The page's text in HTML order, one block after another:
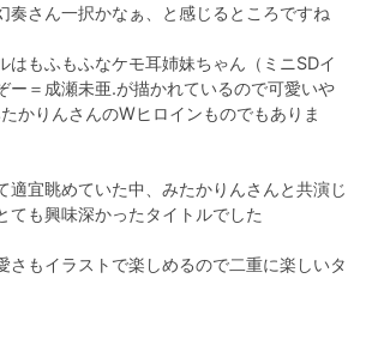
奏さん一択かなぁ、と感じるところですね
はもふもふなケモ耳姉妹ちゃん（ミニSDイ
ー＝成瀬未亜.が描かれているので可愛いや
かりんさんのWヒロインものでもありま
適宜眺めていた中、みたかりんさんと共演じ
ても興味深かったタイトルでした
さもイラストで楽しめるので二重に楽しいタ